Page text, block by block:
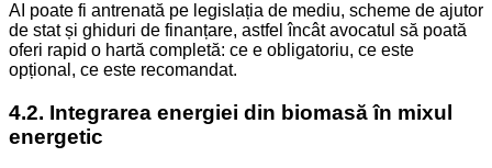
AI poate fi antrenată pe legislația de mediu, scheme de ajutor
de stat și ghiduri de finanțare, astfel încât avocatul să poată
oferi rapid o hartă completă: ce e obligatoriu, ce este
opțional, ce este recomandat.
4.2. Integrarea energiei din biomasă în mixul
energetic